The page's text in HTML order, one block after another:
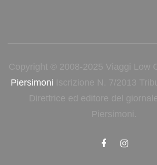
Copyright © 2008-2025 Viaggi Low
Piersimoni Iscrizione N. 7/2013
Direttrice ed editore del
Piersimoni.